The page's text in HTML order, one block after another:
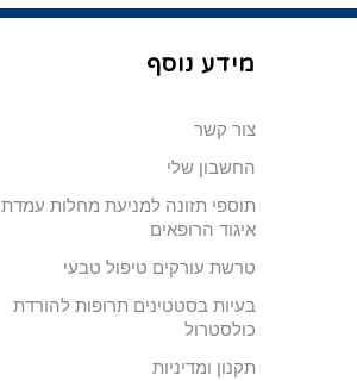
מידע נוסף
צור קשר
החשבון שלי
תוספי תזונה למניעת מחלות עמדת
איגוד הרופאים
טרשת עורקים טיפול טבעי
בעיות בסטטינים תרופות להורדת
כולסטרול
תקנון ומדיניות